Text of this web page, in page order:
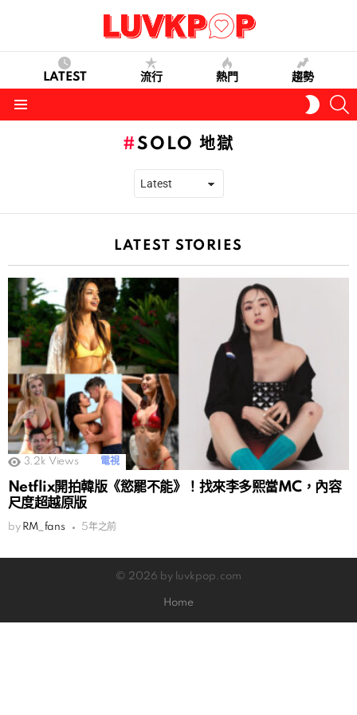
LATEST 流行 熱門 趨勢
SKIN
SOLO 地獄
LATEST STORIES
3.2k Views 電視
Netflix開拍韓版《慾罷不能》！找來李多熙當MC，內容
尺度超越原版
by RM_fans 5年之前
© 2026 by luvkpop.com
Home